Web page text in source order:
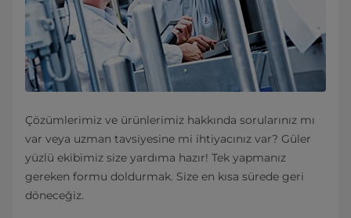
Çözümlerimiz ve ürünlerimiz hakkında sorularınız mı
var veya uzman tavsiyesine mi ihtiyacınız var? Güler
yüzlü ekibimiz size yardıma hazır! Tek yapmanız
gereken formu doldurmak. Size en kısa sürede geri
döneceğiz.